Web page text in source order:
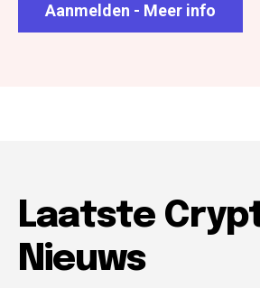
Aanmelden - Meer info
Laatste
Nieuws